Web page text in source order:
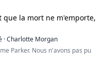
jamais censée être une
le rôle de sa sœur—jusqu'à ce
son fiancé, laissant derrière elle
les dettes et un ...
que la mort ne m'emporte,
·Charlotte Morgan
Parker. Nous n'avons pas pu